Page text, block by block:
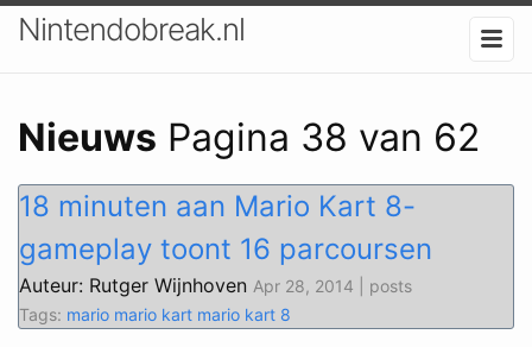
Nintendobreak.nl
Nieuws Pagina 38 van 62
18 minuten aan Mario Kart 8-
gameplay toont 16 parcoursen
Auteur: Rutger Wijnhoven Apr 28, 2014 | posts
Tags: mario mario kart mario kart 8